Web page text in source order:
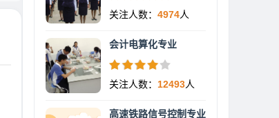
关注人数： 4974人
会计电算化专业
关注人数： 12493人
高速铁路信号控制专业